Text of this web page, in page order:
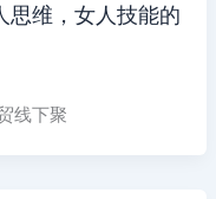
思维，女人技能的
线下聚